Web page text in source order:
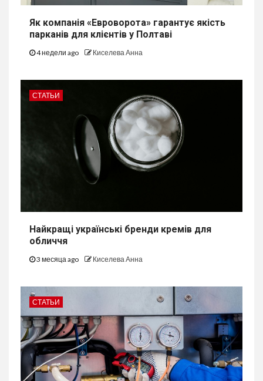
Як компанія «Евроворота» гарантує якість
парканів для клієнтів у Полтаві
4 недели ago Киселева Анна
СТАТЬИ
Найкращі українські бренди кремів для
обличчя
3 месяца ago Киселева Анна
СТАТЬИ